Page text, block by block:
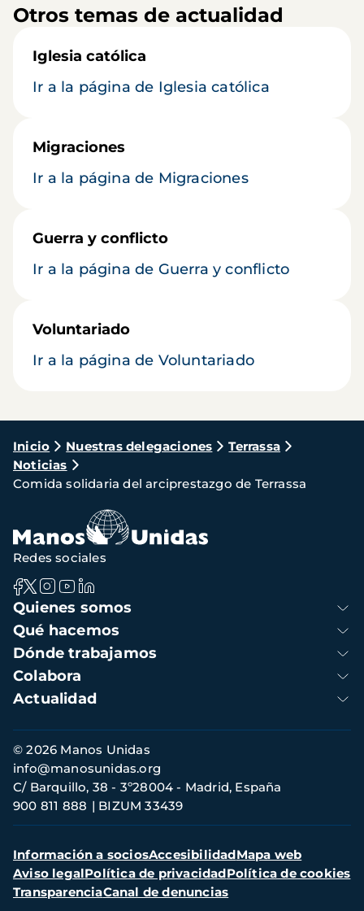
Otros temas de actualidad
Iglesia católica
Ir a la página de Iglesia católica
Migraciones
Ir a la página de Migraciones
Guerra y conflicto
Ir a la página de Guerra y conflicto
Voluntariado
Ir a la página de Voluntariado
Ruta
de
navegación
Inicio Nuestras delegaciones
Terrassa
Noticias
Comida solidaria del arciprestazgo de Terrassa
Navegación
principal
Quienes somos
Qué hacemos
Dónde trabajamos
Colabora
Actualidad
Redes sociales
Información
de
contacto
© 2026 Manos Unidas
C/ Barquillo, 38 - 3º28004 - Madrid, España
900 811 888
BIZUM 33439
info@manosunidas.org
Menú
secundario
Información a sociosAccesibilidadMapa web
Aviso legalPolítica de privacidadPolítica de cookies
TransparenciaCanal de denuncias